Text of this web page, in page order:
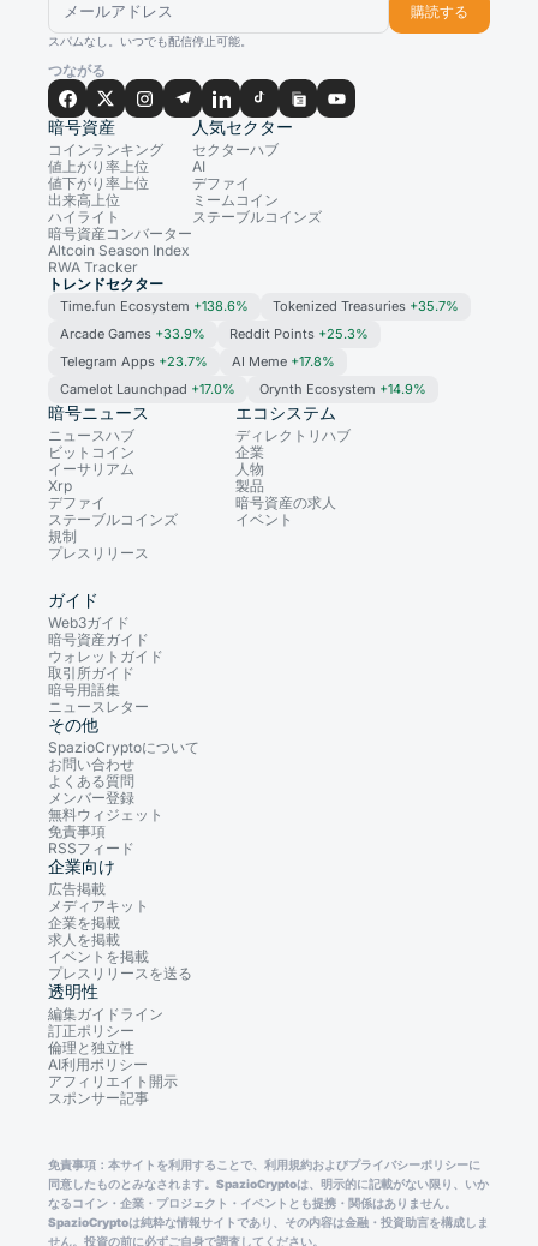
購読する
スパムなし。いつでも配信停止可能。
つながる
暗号資産
コインランキング
値上がり率上位
値下がり率上位
出来高上位
ハイライト
暗号資産コンバーター
Altcoin Season Index
RWA Tracker
人気セクター
セクターハブ
AI
デファイ
ミームコイン
ステーブルコインズ
トレンドセクター
Time.fun Ecosystem +138.6% Tokenized Treasuries +35.7%
Arcade Games +33.9% Reddit Points +25.3%
Telegram Apps +23.7% AI Meme +17.8%
Camelot Launchpad +17.0% Orynth Ecosystem +14.9%
暗号ニュース
ニュースハブ
ビットコイン
イーサリアム
Xrp
デファイ
ステーブルコインズ
規制
プレスリリース
エコシステム
ディレクトリハブ
企業
人物
製品
暗号資産の求人
イベント
ガイド
Web3ガイド
暗号資産ガイド
ウォレットガイド
取引所ガイド
暗号用語集
ニュースレター
その他
SpazioCryptoについて
お問い合わせ
よくある質問
メンバー登録
無料ウィジェット
免責事項
RSSフィード
企業向け
広告掲載
メディアキット
企業を掲載
求人を掲載
イベントを掲載
プレスリリースを送る
透明性
編集ガイドライン
訂正ポリシー
倫理と独立性
AI利用ポリシー
アフィリエイト開示
スポンサー記事
免責事項：本サイトを利用することで、利用規約およびプライバシーポリシーに
同意したものとみなされます。SpazioCryptoは、明示的に記載がない限り、いか
なるコイン・企業・プロジェクト・イベントとも提携・関係はありません。
SpazioCryptoは純粋な情報サイトであり、その内容は金融・投資助言を構成しま
せん。投資の前に必ずご自身で調査してください。